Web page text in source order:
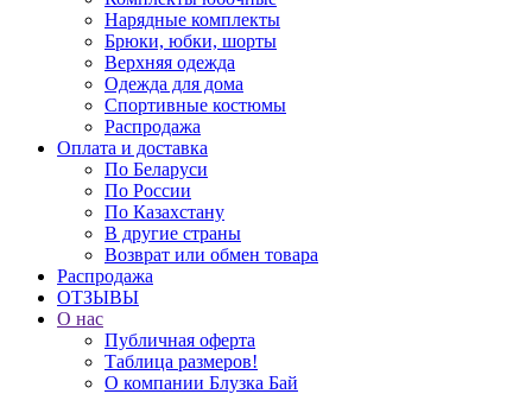
Нарядные комплекты
Брюки, юбки, шорты
Верхняя одежда
Одежда для дома
Спортивные костюмы
Распродажа
Оплата и доставка
По Беларуси
По России
По Казахстану
В другие страны
Возврат или обмен товара
Распродажа
ОТЗЫВЫ
О нас
Публичная оферта
Таблица размеров!
О компании Блузка Бай